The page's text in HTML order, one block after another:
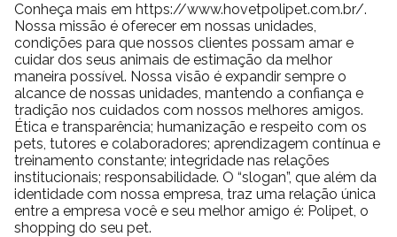
Conheça mais em https://www.hovetpolipet.com.br/.
Nossa missão é oferecer em nossas unidades,
condições para que nossos clientes possam amar e
cuidar dos seus animais de estimação da melhor
maneira possível. Nossa visão é expandir sempre o
alcance de nossas unidades, mantendo a confiança e
tradição nos cuidados com nossos melhores amigos.
Ética e transparência; humanização e respeito com os
pets, tutores e colaboradores; aprendizagem contínua e
treinamento constante; integridade nas relações
institucionais; responsabilidade. O “slogan”, que além da
identidade com nossa empresa, traz uma relação única
entre a empresa você e seu melhor amigo é: Polipet, o
shopping do seu pet.